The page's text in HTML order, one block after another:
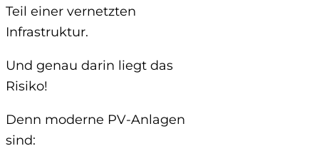
Teil einer vernetzten
Infrastruktur.
Und genau darin liegt das
Risiko!
Denn moderne PV-Anlagen
sind: